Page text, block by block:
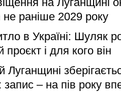
раніше 2029 року
в Україні: Шуляк
проєкт і для кого він
Луганщині
запис – на пів року